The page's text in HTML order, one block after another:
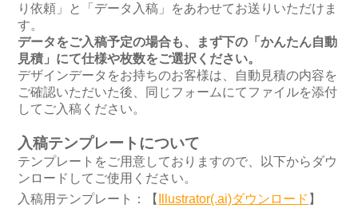
り依頼」と「データ入稿」をあわせてお送りいただけま
す。
データをご入稿予定の場合も、まず下の「かんたん自動
見積」にて仕様や枚数をご選択ください。
デザインデータをお持ちのお客様は、自動見積の内容を
ご確認いただいた後、同じフォームにてファイルを添付
してご入稿ください。
入稿テンプレートについて
テンプレートをご用意しておりますので、以下からダウ
ンロードしてご使用ください。
入稿用テンプレート：【
Illustrator(.ai)ダウンロード 】